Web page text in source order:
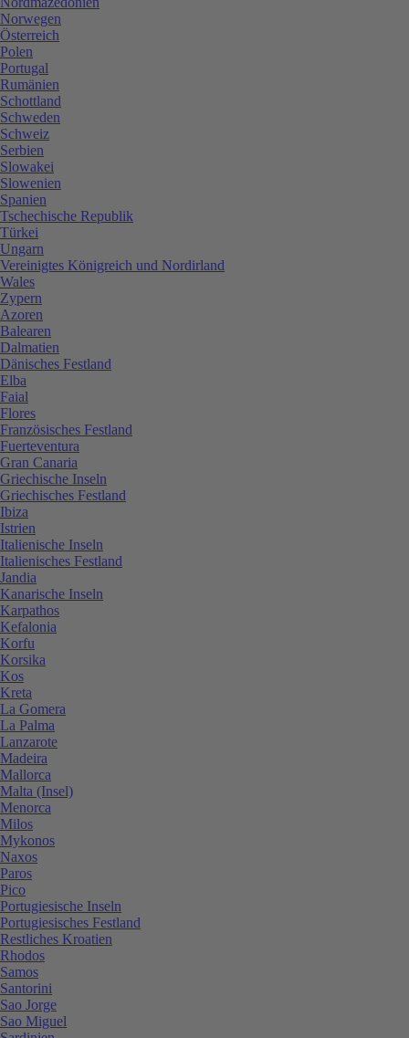
Norwegen
Österreich
Polen
Portugal
Rumänien
Schottland
Schweden
Schweiz
Serbien
Slowakei
Slowenien
Spanien
Tschechische Republik
Türkei
Ungarn
Vereinigtes Königreich und Nordirland
Wales
Zypern
Azoren
Balearen
Dalmatien
Dänisches Festland
Elba
Faial
Flores
Französisches Festland
Fuerteventura
Gran Canaria
Griechische Inseln
Griechisches Festland
Ibiza
Istrien
Italienische Inseln
Italienisches Festland
Jandia
Kanarische Inseln
Karpathos
Kefalonia
Korfu
Korsika
Kos
Kreta
La Gomera
La Palma
Lanzarote
Madeira
Mallorca
Malta (Insel)
Menorca
Milos
Mykonos
Naxos
Paros
Pico
Portugiesische Inseln
Portugiesisches Festland
Restliches Kroatien
Rhodos
Samos
Santorini
Sao Jorge
Sao Miguel